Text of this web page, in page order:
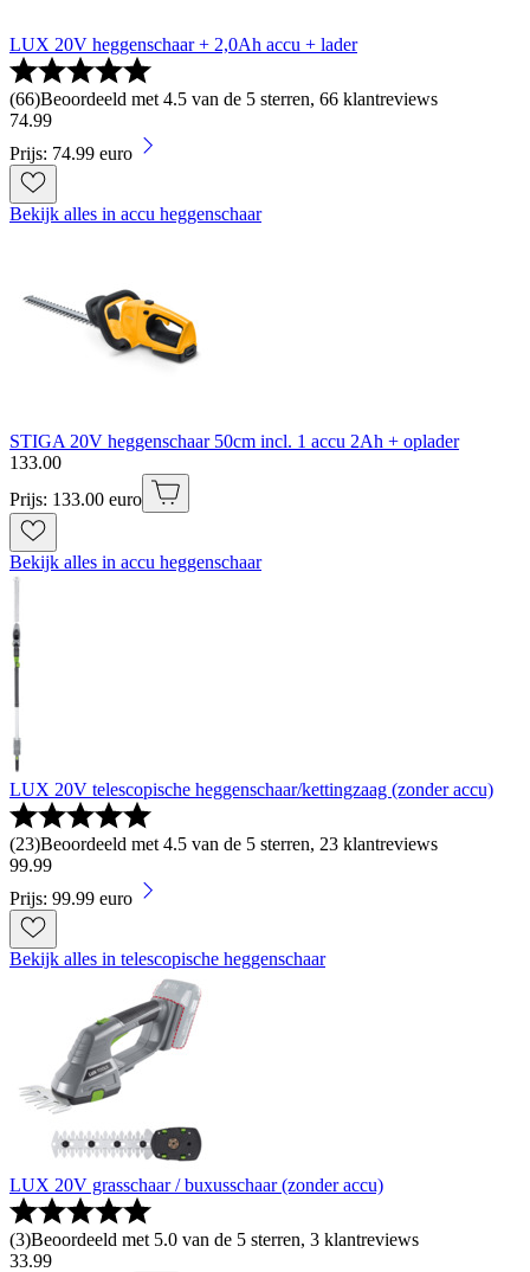
LUX 20V heggenschaar + 2,0Ah accu + lader
(66)Beoordeeld met 4.5 van de 5 sterren, 66 klantreviews
74.99
Prijs: 74.99 euro
Bekijk alles in accu heggenschaar
STIGA 20V heggenschaar 50cm incl. 1 accu 2Ah + oplader
133.00
Prijs: 133.00 euro
Bekijk alles in accu heggenschaar
LUX 20V telescopische heggenschaar/kettingzaag (zonder accu)
(23)Beoordeeld met 4.5 van de 5 sterren, 23 klantreviews
99.99
Prijs: 99.99 euro
Bekijk alles in telescopische heggenschaar
LUX 20V grasschaar / buxusschaar (zonder accu)
(3)Beoordeeld met 5.0 van de 5 sterren, 3 klantreviews
33.99